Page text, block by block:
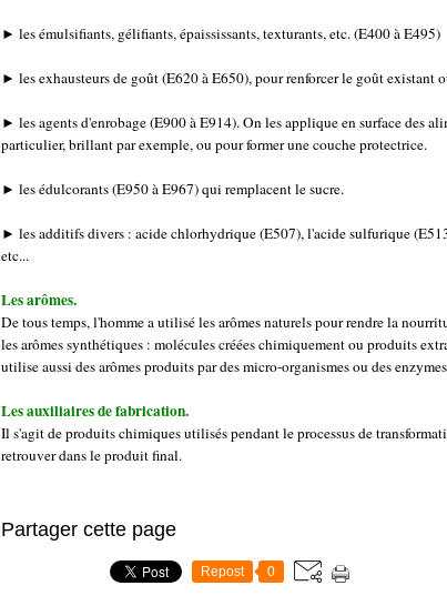
► les émulsifiants, gélifiants, épaississants, texturants, etc. (E400 à E495)
► les exhausteurs de goût (E620 à E650), pour renforcer le goût existant
► les agents d'enrobage (E900 à E914). On les applique en surface des
particulier, brillant par exemple, ou pour former une couche protectrice.
► les édulcorants (E950 à E967) qui remplacent le sucre.
► les additifs divers : acide chlorhydrique (E507), l'acide sulfurique
etc...
Les arômes.
De tous temps, l'homme a utilisé les arômes naturels pour rendre la
les arômes synthétiques : molécules créées chimiquement ou produits
utilise aussi des arômes produits par des micro-organismes ou des
Les auxiliaires de fabrication.
Il s'agit de produits chimiques utilisés pendant le processus de
retrouver dans le produit final.
Partager cette page
Repost 0